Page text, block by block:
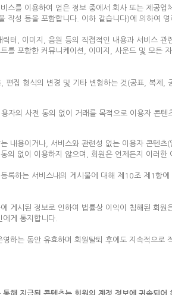
스를 이용하여 얻은 정보 중에서 회사 또는 제공
작성 등을 포함합니다. 이하 같습니다)에 의하여
터, 이미지, 음원 등의 직접적인 내용과 서비스
를 포함한 커뮤니케이션, 이미지, 사운드 및 모든
편집 형식의 변경 및 기타 변형하는 것(공표, 복제
자의 사전 동의 없이 거래를 목적으로 이용자 콘
내용이거나, 서비스와 관련성 없는 이용자 콘텐
의 없이 이용하지 않으며, 회원은 언제든지 이러
록하는 서비스내의 게시물에 대해 제10조 제1항
게시된 정보로 인하여 법률상 이익이 침해된 회
게 통지합니다.
하는 동안 유효하며 회원탈퇴 후에도 지속적으로